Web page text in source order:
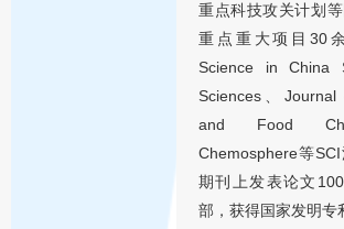
重点科技攻关计划
重点重大项目30
Science in China
Sciences、Journal
and Food
Chemosphere等
期刊上发表论文
部，获得国家发明专